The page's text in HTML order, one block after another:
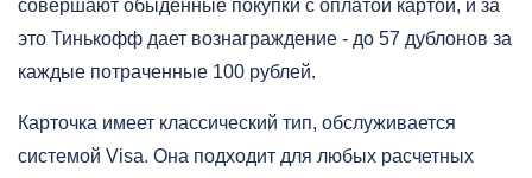
совершают обыденные покупки с оплатой картой, и за
это Тинькофф дает вознаграждение - до 57 дублонов за
каждые потраченные 100 рублей.
Карточка имеет классический тип, обслуживается
системой Visa. Она подходит для любых расчетных